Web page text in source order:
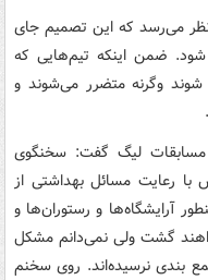
نظر می‌رسد که این تصمیم جای
شود. ضمن اینکه تیم‌هایی که
شوند وگرنه متضرر می‌شوند و
مسابقات لیگ گفت: سخنگوی
با رعایت مسائل بهداشتی از
آرایشگاه‌ها و رستوران‌ها و
گشت ولی نمی‌دانم مشکل
بندی نرسیده‌اند. روی سخنم